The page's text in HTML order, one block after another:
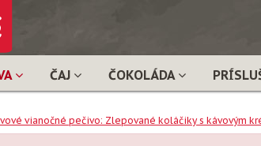
ČAJ ČOKOLÁDA
vianočné pečivo: Zlepované koláčiky s kávovým